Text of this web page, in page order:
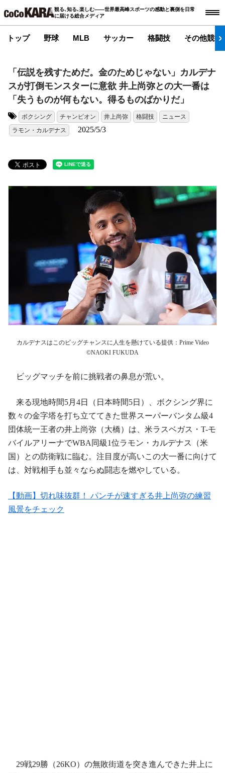
観る､知る､楽しむ――世界最高峰スポーツの感動と裏側を日常
に届ける総合メディア
トップ 野球 MLB サッカー 格闘技 その他競技
「伝説を残すためだ。金のためじゃない」カルデナ
スが打倒モンスターに意欲 井上尚弥との大一番は
「失うものが何もない。得るものばかりだ」
ボクシング チャンピオン 井上尚弥 格闘技
ニュース
ラモン・カルデナス
2025/5/3
カルデナスはこのビッグチャンスに人生を懸けている提供：Prime Video
©NAOKI FUKUDA
ビッグマッチを前に挑戦者の鼻息が荒い。
来る現地時間5月4日（日本時間5日）、ボクシング界に
数々の金字塔を打ち立ててきた世界スーパーバンタム級4
団体統一王者の井上尚弥（大橋）は、米ラスベガス・T-モ
バイルアリーナでWBA同級1位ラモン・カルデナス（米
国）との防衛戦に臨む。注目度が高いこの大一番に向けて
は、対戦相手も並々ならぬ闘志を燃やしている。
【動画】切れ味抜群！ パンチが速すぎる井上尚弥の練習
風景をチェック
29戦29勝（26KO）の無敗街道を突き進んできた井上に